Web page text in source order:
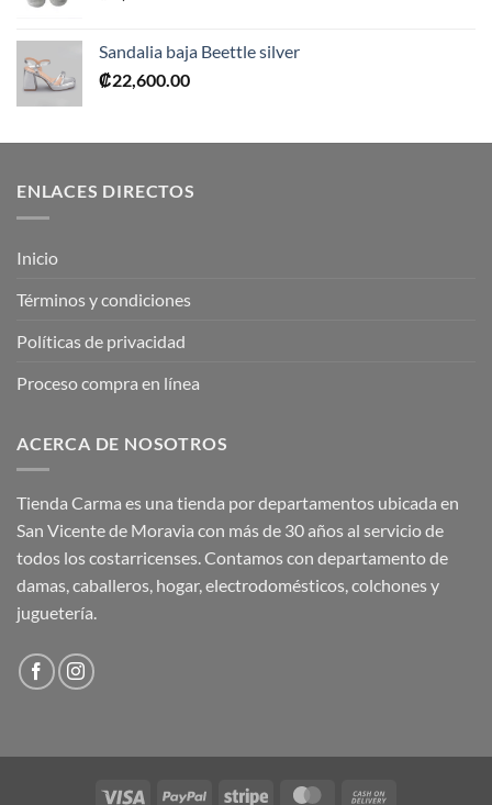
Sandalia baja Beettle silver
₡22,600.00
ENLACES DIRECTOS
Inicio
Términos y condiciones
Políticas de privacidad
Proceso compra en línea
ACERCA DE NOSOTROS
Tienda Carma es una tienda por departamentos ubicada en
San Vicente de Moravia con más de 30 años al servicio de
todos los costarricenses. Contamos con departamento de
damas, caballeros, hogar, electrodomésticos, colchones y
juguetería.
Visa PayPal Stripe MasterCard